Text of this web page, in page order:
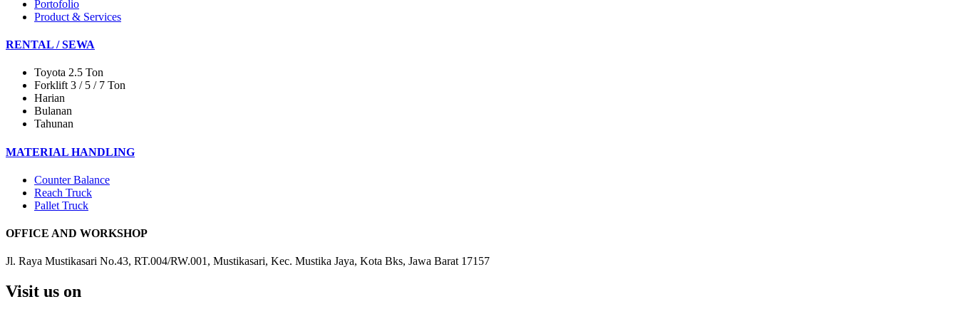
Portofolio
Product & Services
RENTAL / SEWA
Toyota 2.5 Ton
Forklift 3 / 5 / 7 Ton
Harian
Bulanan
Tahunan
MATERIAL HANDLING
Counter Balance
Reach Truck
Pallet Truck
OFFICE AND WORKSHOP
Jl. Raya Mustikasari No.43, RT.004/RW.001, Mustikasari, Kec. Mustika Jaya, Kota Bks, Jawa Barat 17157
Visit us on